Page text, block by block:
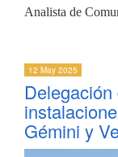
Analista de
12 May 2025
Gémini y